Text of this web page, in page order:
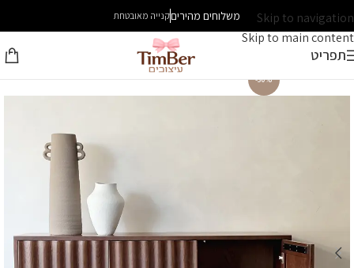
Skip to navigation
Skip to main content
משלוחים מהיריםקנייה מאובטחת
תפריט
-30%